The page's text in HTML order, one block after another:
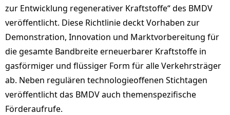
zur Entwicklung regenerativer Kraftstoffe“ des BMDV
veröffentlicht. Diese Richtlinie deckt Vorhaben zur
Demonstration, Innovation und Marktvorbereitung für
die gesamte Bandbreite erneuerbarer Kraftstoffe in
gasförmiger und flüssiger Form für alle Verkehrsträger
ab. Neben regulären technologieoffenen Stichtagen
veröffentlicht das BMDV auch themenspezifische
Förderaufrufe.